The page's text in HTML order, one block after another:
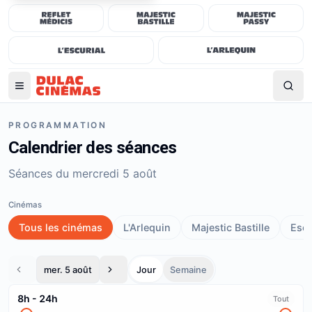
PROGRAMMATION
Calendrier des séances
Séances du mercredi 5 août
mer. 5 août Jour Semaine
8h - 24h Tout
Cinémas
Tous les cinémas L'Arlequin Majestic Bastille